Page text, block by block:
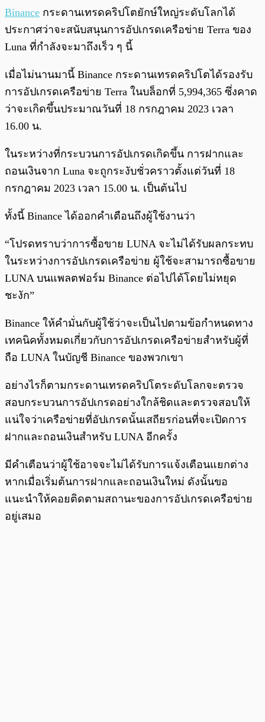
0:00 /0:00
Binance กระดานเทรดคริปโตยักษ์ใหญ่ระดับโลกได้
ประกาศว่าจะสนับสนุนการอัปเกรดเครือข่าย Terra ของ
Luna ที่กำลังจะมาถึงเร็ว ๆ นี้
เมื่อไม่นานมานี้ Binance กระดานเทรดคริปโตได้รองรับ
การอัปเกรดเครือข่าย Terra ในบล็อกที่ 5,994,365 ซึ่งคาด
ว่าจะเกิดขึ้นประมาณวันที่ 18 กรกฎาคม 2023 เวลา
16.00 น.
ในระหว่างที่กระบวนการอัปเกรดเกิดขึ้น การฝากและ
ถอนเงินจาก Luna จะถูกระงับชั่วคราวตั้งแต่วันที่ 18
กรกฎาคม 2023 เวลา 15.00 น. เป็นต้นไป
ทั้งนี้ Binance ได้ออกคำเตือนถึงผู้ใช้งานว่า
“โปรดทราบว่าการซื้อขาย LUNA จะไม่ได้รับผลกระทบ
ในระหว่างการอัปเกรดเครือข่าย ผู้ใช้จะสามารถซื้อขาย
LUNA บนแพลตฟอร์ม Binance ต่อไปได้โดยไม่หยุด
ชะงัก”
Binance ให้คำมั่นกับผู้ใช้ว่าจะเป็นไปตามข้อกำหนดทาง
เทคนิคทั้งหมดเกี่ยวกับการอัปเกรดเครือข่ายสำหรับผู้ที่
ถือ LUNA ในบัญชี Binance ของพวกเขา
อย่างไรก็ตามกระดานเทรดคริปโตระดับโลกจะตรวจ
สอบกระบวนการอัปเกรดอย่างใกล้ชิดและตรวจสอบให้
แน่ใจว่าเครือข่ายที่อัปเกรดนั้นเสถียรก่อนที่จะเปิดการ
ฝากและถอนเงินสำหรับ LUNA อีกครั้ง
มีคำเตือนว่าผู้ใช้อาจจะไม่ได้รับการแจ้งเตือนแยกต่าง
หากเมื่อเริ่มต้นการฝากและถอนเงินใหม่ ดังนั้นขอ
แนะนำให้คอยติดตามสถานะของการอัปเกรดเครือข่าย
อยู่เสมอ